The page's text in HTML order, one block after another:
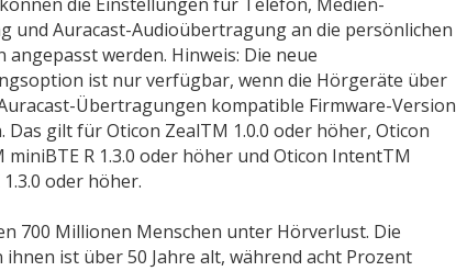
und Auracast-Audioübertragung an die persönlichen
angepasst werden. Hinweis: Die neue
ist nur verfügbar, wenn die Hörgeräte über
Übertragungen kompatible Firmware-Version
Das gilt für Oticon ZealTM 1.0.0 oder höher, Oticon
miniBTE R 1.3.0 oder höher und Oticon IntentTM
oder höher.
700 Millionen Menschen unter Hörverlust. Die
ist über 50 Jahre alt, während acht Prozent